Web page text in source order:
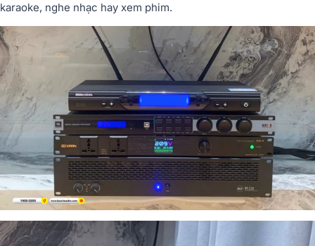
karaoke, nghe nhạc hay xem phim.